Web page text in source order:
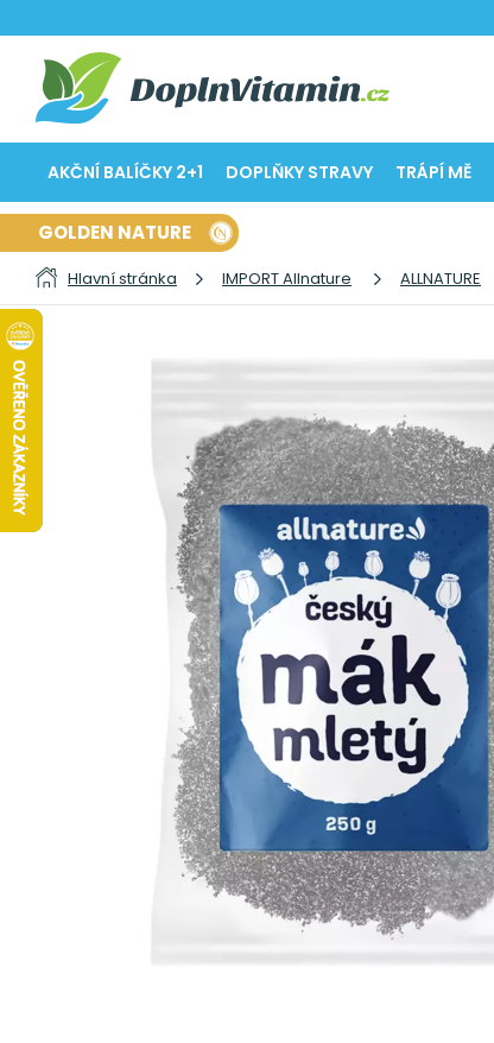
AKČNÍ BALÍČKY 2+1 DOPLŇKY STRAVY TRÁPÍ MĚ
GOLDEN NATURE
Hlavní stránka IMPORT Allnature ALLNATURE